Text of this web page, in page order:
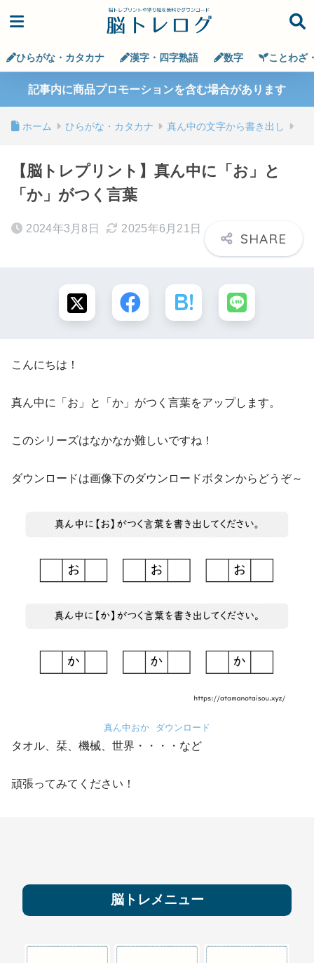
ひらがな・カタカナ 漢字・四字熟語 数字 ことわざ
記事内に商品プロモーションを含む場合があります
ホーム ひらがな・カタカナ 真ん中の文字から書き出し
【脳トレプリント】真ん中に「お」と
「か」がつく言葉
2024年3月8日 2025年6月21日
こんにちは！
真ん中に「お」と「か」がつく言葉をアップします。
このシリーズはなかなか難しいですね！
ダウンロードは画像下のダウンロードボタンからどうぞ～
真ん中おか ダウンロード
タオル、栞、機械、世界・・・・など
頑張ってみてください！
脳トレメニュー